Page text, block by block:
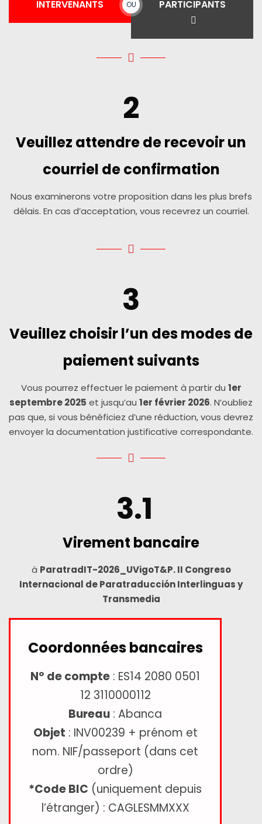
INTERVENANTS OU PARTICIPANTS
2
Veuillez attendre de recevoir un
courriel de confirmation
Nous examinerons votre proposition dans les plus brefs
délais. En cas d’acceptation, vous recevrez un courriel.
3
Veuillez choisir l’un des modes de
paiement suivants
Vous pourrez effectuer le paiement à partir du 1er
septembre 2025 et jusqu’au 1er février 2026. N’oubliez
pas que, si vous bénéficiez d’une réduction, vous devrez
envoyer la documentation justificative correspondante.
3.1
Virement bancaire
à ParatradIT-2026_UVigoT&P. II Congreso
Internacional de Paratraducción Interlinguas y
Transmedia
Coordonnées bancaires
Nº de compte : ES14 2080 0501
12 3110000112
Bureau : Abanca
Objet : INV00239 + prénom et
nom. NIF/passeport (dans cet
ordre)
*Code BIC (uniquement depuis
l’étranger) : CAGLESMMXXX